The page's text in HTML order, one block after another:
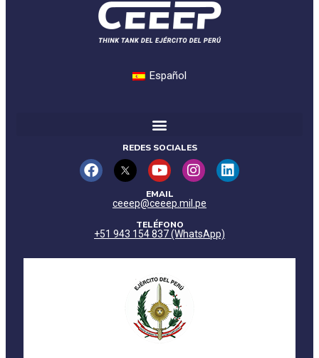
Español
REDES SOCIALES
EMAIL
ceeep@ceeep.mil.pe
TELÉFONO
+51 943 154 837 (WhatsApp)